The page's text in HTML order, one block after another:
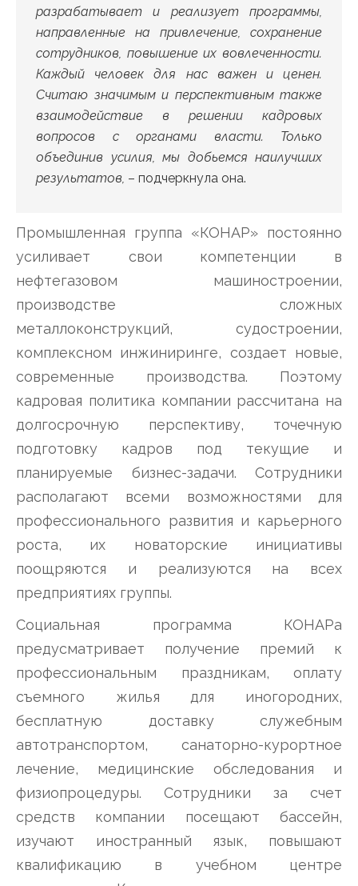
разрабатывает и реализует программы,
направленные на привлечение, сохранение
сотрудников, повышение их вовлеченности.
Каждый человек для нас важен и ценен.
Считаю значимым и перспективным также
взаимодействие в решении кадровых
вопросов с органами власти. Только
объединив усилия, мы добьемся наилучших
результатов, – подчеркнула она.
Промышленная группа «КОНАР» постоянно
усиливает свои компетенции в
нефтегазовом машиностроении,
производстве сложных
металлоконструкций, судостроении,
комплексном инжиниринге, создает новые,
современные производства. Поэтому
кадровая политика компании рассчитана на
долгосрочную перспективу, точечную
подготовку кадров под текущие и
планируемые бизнес-задачи. Сотрудники
располагают всеми возможностями для
профессионального развития и карьерного
роста, их новаторские инициативы
поощряются и реализуются на всех
предприятиях группы.
Социальная программа КОНАРа
предусматривает получение премий к
профессиональным праздникам, оплату
съемного жилья для иногородних,
бесплатную доставку служебным
автотранспортом, санаторно-курортное
лечение, медицинские обследования и
физиопроцедуры. Сотрудники за счет
средств компании посещают бассейн,
изучают иностранный язык, повышают
квалификацию в учебном центре